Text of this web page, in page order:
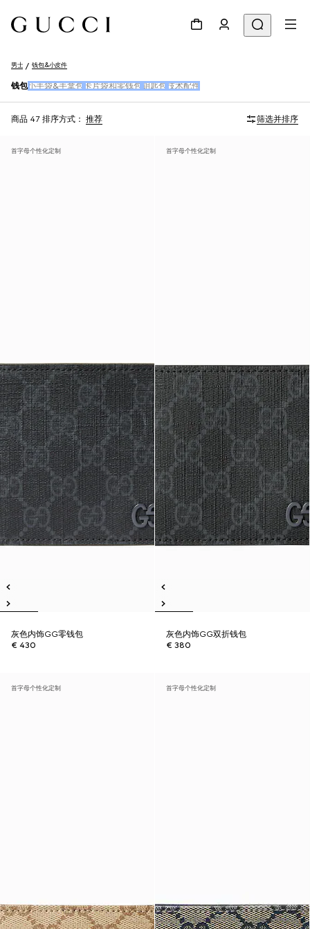
男士 钱包&小皮件
钱包小手袋&手拿包 卡片袋和零钱包 钥匙包 技术配件
商品 47 排序方式： 推荐 筛选并排序
首字母个性化定制
灰色内饰GG零钱包
€ 430
首字母个性化定制
灰色内饰GG双折钱包
€ 380
首字母个性化定制 首字母个性化定制